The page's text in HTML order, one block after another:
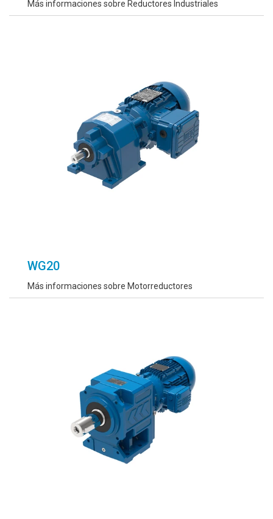
Más informaciones sobre Reductores Industriales
WG20
Más informaciones sobre Motorreductores